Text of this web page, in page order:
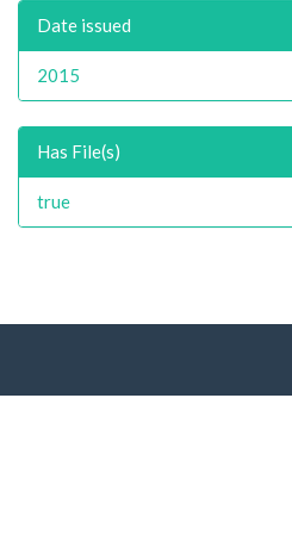
Date issued
2015
Has File(s)
true